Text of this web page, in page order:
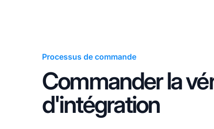
Processus de commande
Commander la
d'intégration